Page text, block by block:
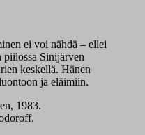
ei voi nähdä – ellei
piilossa Sinijärven
keskellä. Hänen
ja eläimiin.
1983.